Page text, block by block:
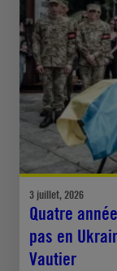
3 juillet, 2026
Quatre
pas en
Vautier